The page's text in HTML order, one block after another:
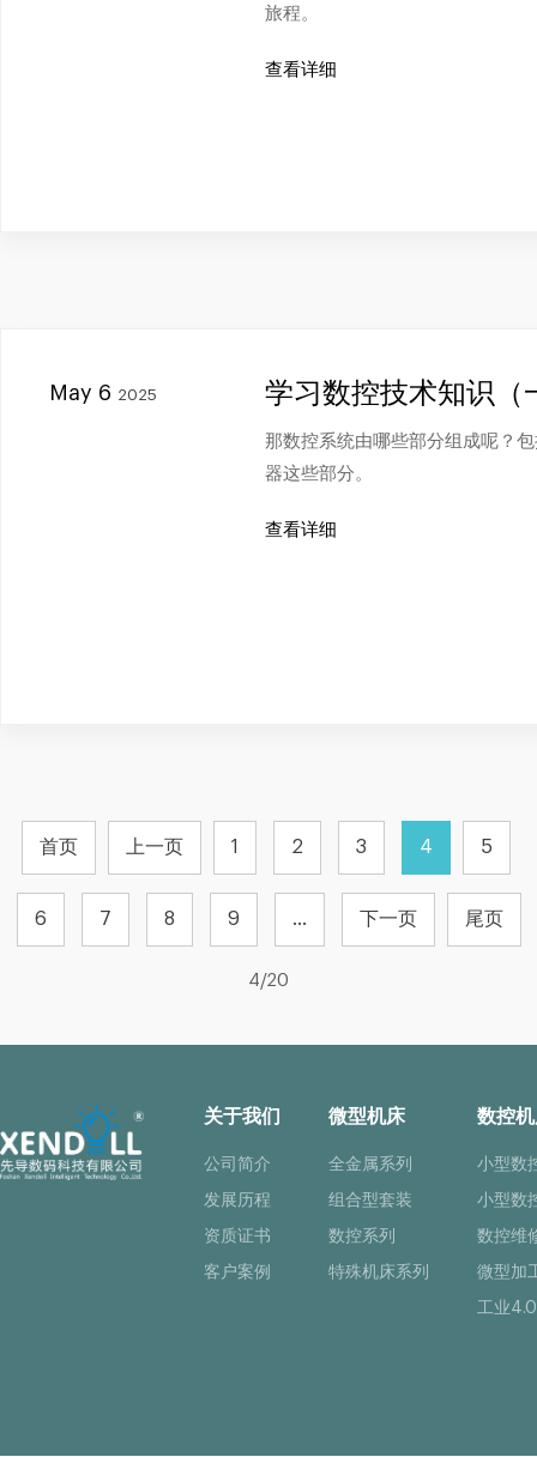
旅程。
查看详细
May 6 2025 学习数控技术知识（
那数控系统由哪些部分组成呢？
器这些部分。
查看详细
首页 上一页 1 2 3 4 5
6 7 8 9 ... 下一页 尾页
4/20
关于我们
公司简介
发展历程
资质证书
客户案例
微型机床
全金属系列
组合型套装
数控系列
特殊机床系列
数控
小型数
小型数
数控维
微型加
工业4.0